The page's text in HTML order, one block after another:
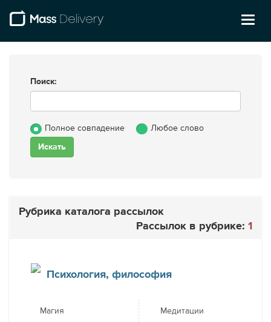
Поиск:
Полное совпадение Любое слово
Рубрика каталога рассылок
Рассылок в рубрике: 1
Психология, философия
Магия Медитации